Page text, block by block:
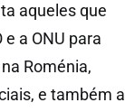
aqueles que
a ONU para
Roménia,
e também a